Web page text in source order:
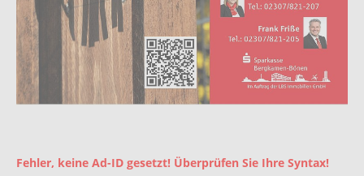
Fehler, keine Ad-ID gesetzt! Überprüfen Sie Ihre Syntax!